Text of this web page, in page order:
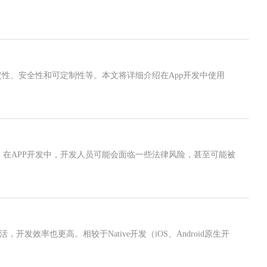
、安全性和可定制性等。本文将详细介绍在App开发中使用
APP开发中，开发人员可能会面临一些法律风险，甚至可能被
，开发效率也更高。相较于Native开发（iOS、Android原生开